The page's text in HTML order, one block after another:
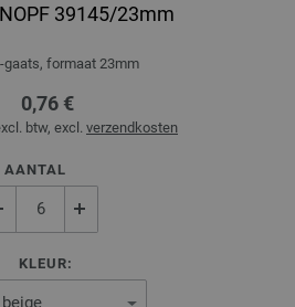
39145/23mm
gaats, formaat 23mm
0,76 €
btw, excl. verzendkosten
AANTAL
KLEUR: